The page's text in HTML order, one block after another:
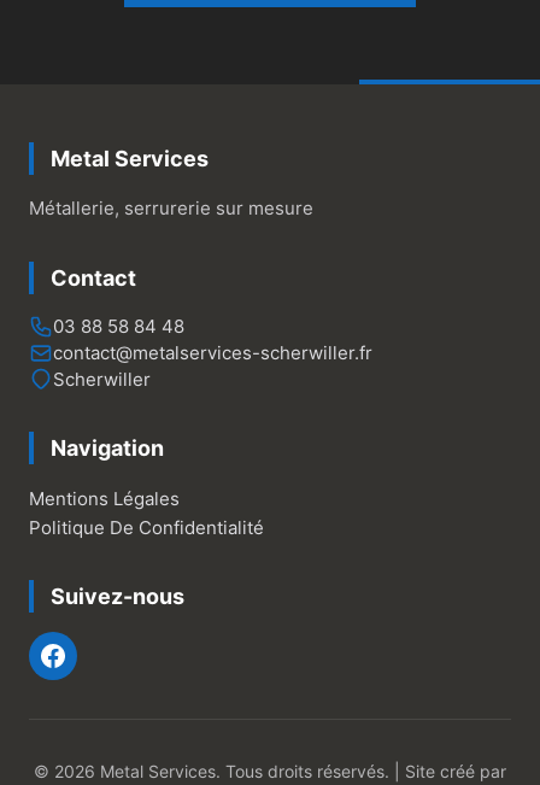
Metal Services
Métallerie, serrurerie sur mesure
Contact
03 88 58 84 48
contact@metalservices-scherwiller.fr
Scherwiller
Navigation
Mentions Légales
Politique De Confidentialité
Suivez-nous
© 2026 Metal Services. Tous droits réservés. | Site créé par